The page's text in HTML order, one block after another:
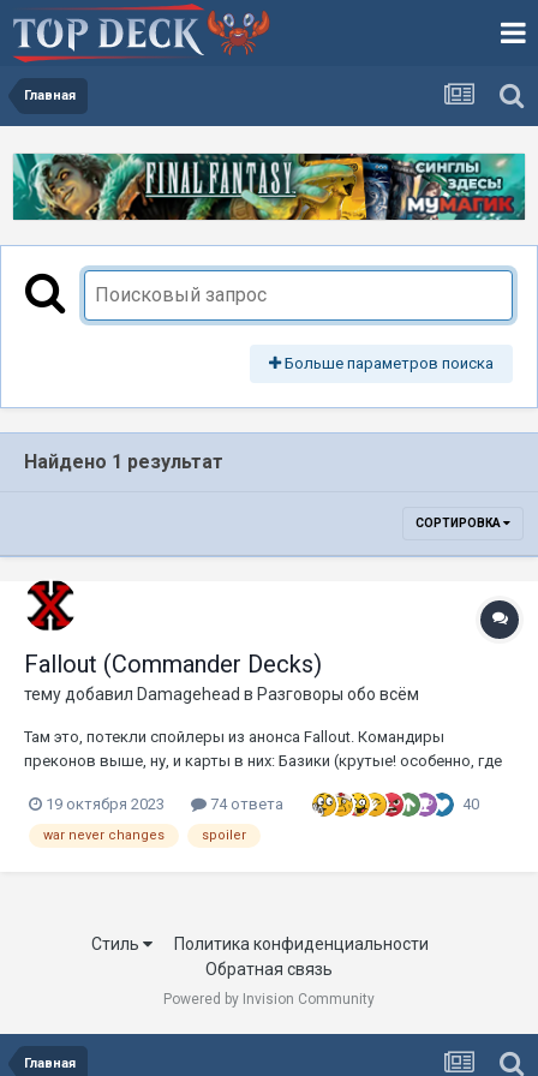
Главная
Больше параметров поиска
Найдено 1 результат
СОРТИРОВКА
Fallout (Commander Decks)
тему добавил Damagehead в Разговоры обо всём
Там это, потекли спойлеры из анонса Fallout. Командиры
преконов выше, ну, и карты в них: Базики (крутые! особенно, где
самое последнее: фото упаковок преконов:...
19 октября 2023 74 ответа 40
war never changes spoiler
Стиль
Политика конфиденциальности
Обратная связь
Powered by Invision Community
Главная